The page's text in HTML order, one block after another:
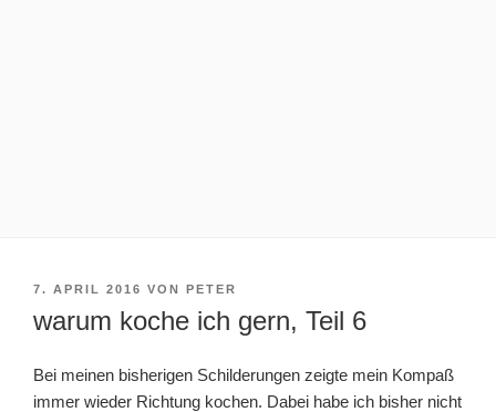
VERÖFFENTLICHT
7. APRIL 2016 VON PETER
warum koche ich gern, Teil 6
Bei meinen bisherigen Schilderungen zeigte mein Kompaß
immer wieder Richtung kochen. Dabei habe ich bisher nicht